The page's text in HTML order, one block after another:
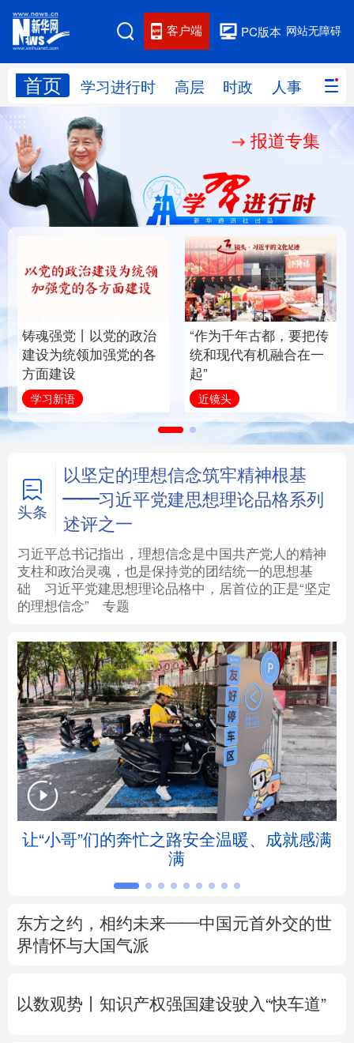
网站无障碍
PC版本
客户端
首页 学习进行时 高层 时政 人事 国际
网站地图
学习进行时 人事
国际 财经 网评
思客智库 全球连线 教育
科技 科创 量子 体育
健康 军事
访谈 视频 图片 政务
信息化 数字经济
学术中国 乡村振兴 银龄 溯源中国
城市 旅游 能源 会展
彩票 娱乐 时尚 悦读
公益 一带一路 亚太网 上市公司
地方频道
北京 天津 河北 山西
辽宁 吉林 上海 江苏
浙江 安徽 福建 江西
四川 贵州
报道专集
铸魂强党丨以党的政治
建设为统领加强党的各
方面建设
学习新语
“作为千年古都，要把传
统和现代有机融合在一
起”
近镜头
头条
以坚定的理想信念筑牢精神根基
——习近平党建思想理论品格系列
述评之一
习近平总书记指出，理想信念是中国共产党人的精神
支柱和政治灵魂，也是保持党的团结统一的思想基
础
习近平党建思想理论品格中，居首位的正是“坚定
的理想信念”
专题
让“小哥”们的奔忙之路安全温暖、成就感满
满
东方之约，相约未来——中国元首外交的世
界情怀与大国气派
以数观势丨知识产权强国建设驶入“快车道”